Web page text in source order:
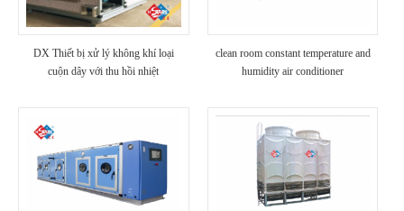
DX Thiết bị xử lý không khí loại
cuộn dây với thu hồi nhiệt
clean room constant temperature and
humidity air conditioner